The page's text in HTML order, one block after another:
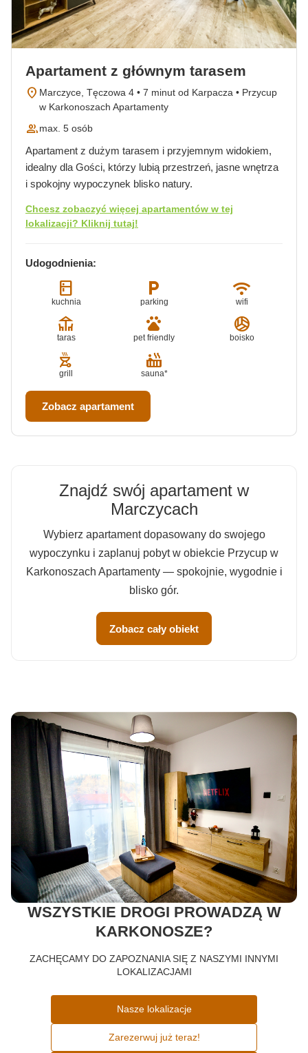
Apartament z głównym tarasem
location_on Marczyce, Tęczowa 4 • 7 minut od Karpacza • Przycup
w Karkonoszach Apartamenty
groupmax. 5 osób
Apartament z dużym tarasem i przyjemnym widokiem,
idealny dla Gości, którzy lubią przestrzeń, jasne wnętrza
i spokojny wypoczynek blisko natury.
Chcesz zobaczyć więcej apartamentów w tej
lokalizacji? Kliknij tutaj!
Udogodnienia:
kitchen
kuchnia
local_parking
parking
wifi
wifi
deck
taras
pets
pet friendly
sports_volleyball
boisko
outdoor_grill
grill
hot_tub
sauna*
Zobacz apartament
Znajdź swój apartament w
Marczycach
Wybierz apartament dopasowany do swojego
wypoczynku i zaplanuj pobyt w obiekcie Przycup w
Karkonoszach Apartamenty — spokojnie, wygodnie i
blisko gór.
Zobacz cały obiekt
WSZYSTKIE DROGI PROWADZĄ W
KARKONOSZE?
ZACHĘCAMY DO ZAPOZNANIA SIĘ Z NASZYMI INNYMI
LOKALIZACJAMI
Nasze lokalizacje
Zarezerwuj już teraz!